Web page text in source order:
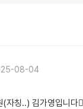
08-04
(자칭..) 김가영입니다